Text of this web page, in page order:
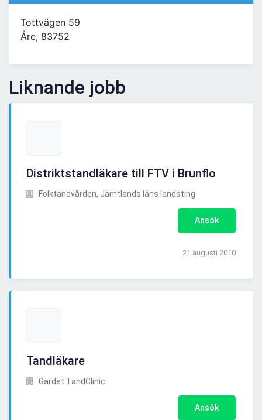
Tottvägen 59
Åre, 83752
Liknande jobb
Distriktstandläkare till FTV i Brunflo
Folktandvården, Jämtlands läns landsting
Ansök
21 augusti 2010
Tandläkare
Gärdet TandClinic
Ansök